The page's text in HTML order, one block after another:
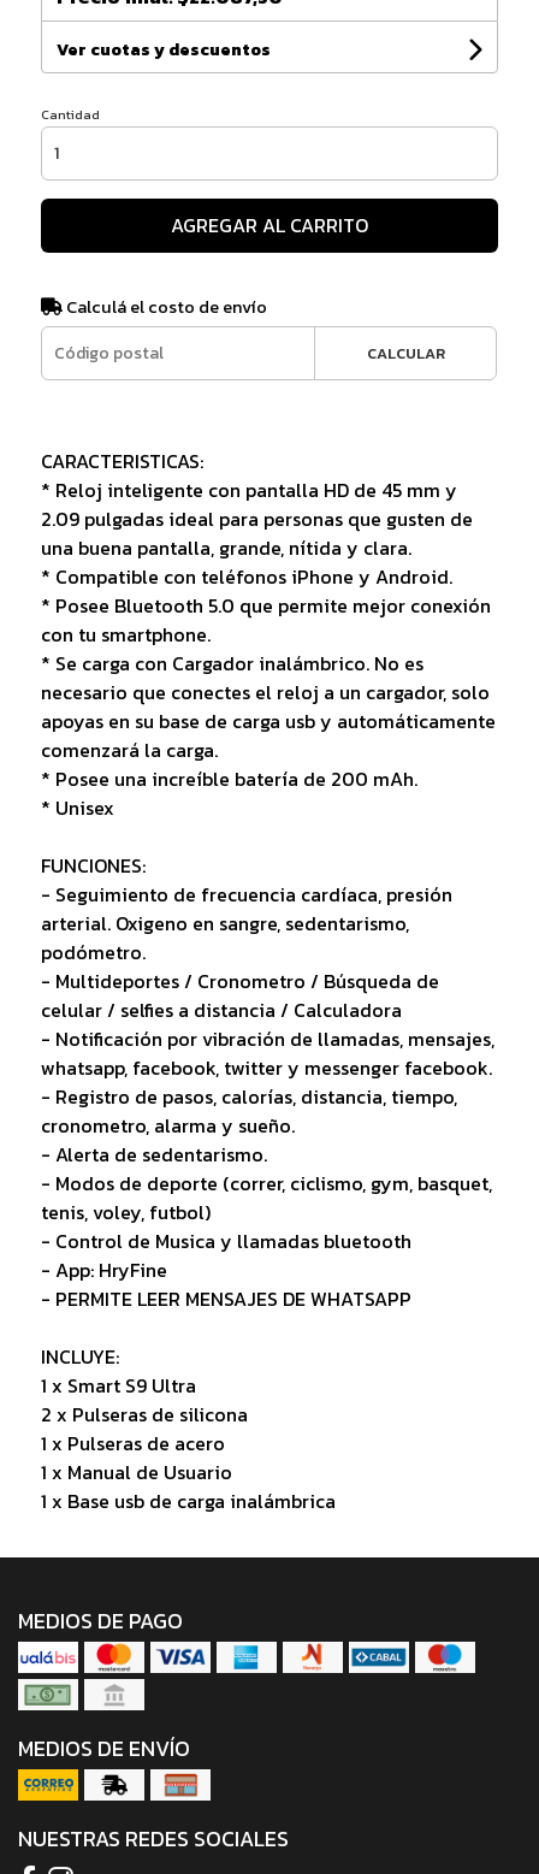
Ver cuotas y descuentos
Cantidad
AGREGAR AL CARRITO
Calculá el costo de envío
CALCULAR
CARACTERISTICAS:
* Reloj inteligente con pantalla HD de 45 mm y
2.09 pulgadas ideal para personas que gusten de
una buena pantalla, grande, nítida y clara.
* Compatible con teléfonos iPhone y Android.
* Posee Bluetooth 5.0 que permite mejor conexión
con tu smartphone.
* Se carga con Cargador inalámbrico. No es
necesario que conectes el reloj a un cargador, solo
apoyas en su base de carga usb y automáticamente
comenzará la carga.
* Posee una increíble batería de 200 mAh.
* Unisex
FUNCIONES:
- Seguimiento de frecuencia cardíaca, presión
arterial. Oxigeno en sangre, sedentarismo,
podómetro.
- Multideportes / Cronometro / Búsqueda de
celular / selfies a distancia / Calculadora
- Notificación por vibración de llamadas, mensajes,
whatsapp, facebook, twitter y messenger facebook.
- Registro de pasos, calorías, distancia, tiempo,
cronometro, alarma y sueño.
- Alerta de sedentarismo.
- Modos de deporte (correr, ciclismo, gym, basquet,
tenis, voley, futbol)
- Control de Musica y llamadas bluetooth
- App: HryFine
- PERMITE LEER MENSAJES DE WHATSAPP
INCLUYE:
1 x Smart S9 Ultra
2 x Pulseras de silicona
1 x Pulseras de acero
1 x Manual de Usuario
1 x Base usb de carga inalámbrica
MEDIOS DE PAGO
MEDIOS DE ENVÍO
NUESTRAS REDES SOCIALES